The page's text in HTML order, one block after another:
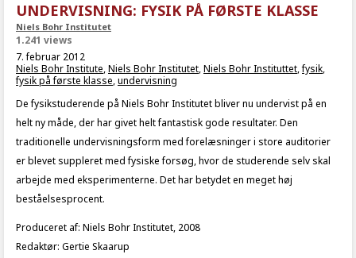
UNDERVISNING: FYSIK PÅ FØRSTE KLASSE
Niels Bohr Institutet
1.241 views
7. februar 2012
Niels Bohr Institute,Niels Bohr Institutet,Niels Bohr Instituttet,fysik,
fysik på første klasse,undervisning
De fysikstuderende på Niels Bohr Institutet bliver nu undervist på en
helt ny måde, der har givet helt fantastisk gode resultater. Den
traditionelle undervisningsform med forelæsninger i store auditorier
er blevet suppleret med fysiske forsøg, hvor de studerende selv skal
arbejde med eksperimenterne. Det har betydet en meget høj
beståelsesprocent.
Produceret af: Niels Bohr Institutet, 2008
Redaktør: Gertie Skaarup